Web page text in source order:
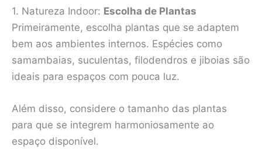
1. Natureza Indoor: Escolha de Plantas
Primeiramente, escolha plantas que se adaptem
bem aos ambientes internos. Espécies como
samambaias, suculentas, filodendros e jiboias são
ideais para espaços com pouca luz.
Além disso, considere o tamanho das plantas
para que se integrem harmoniosamente ao
espaço disponível.